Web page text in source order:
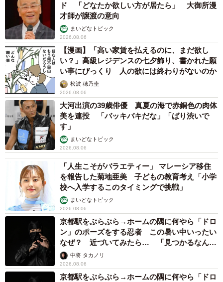
ド 「どなたか欲しい方が居たら」 大御所漫
才師が譲渡の意向
まいどなトピック
2026.08.06
【漫画】「高い家賃を払えるのに、まだ欲し
い？」高級レジデンスの七夕飾り、書かれた願
い事にびっくり 人の欲には終わりがないのか
松波 穂乃圭
2026.08.06
大河出演の39歳俳優 真夏の海で赤銅色の肉体
美を連投 「バッキバキだな」「ばり渋いで
す」
まいどなトピック
2026.08.06
「人生こそがバラエティー」 マレーシア移住
を報告した菊地亜美 子どもの教育考え「小学
校へ入学するこのタイミングで挑戦」
まいどなトピック
2026.08.06
京都駅をぶらぶら→ホームの隅に何やら「ドロ
ン」のポーズをする忍者 この暑い中いったい
なぜ？ 近づいてみたら… 「見つかるなんて
未熟」中将 タカノリ
2026.08.06
京都駅をぶらぶら→ホームの隅に何やら「ドロ